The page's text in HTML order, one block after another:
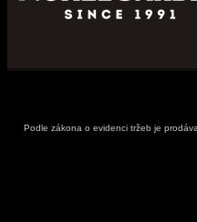
Podle zákona o evidenci tržeb je